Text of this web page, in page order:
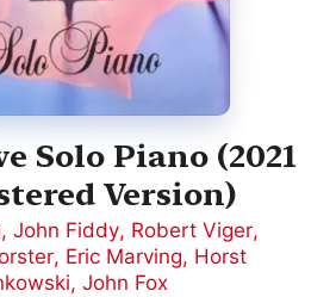
Solo Piano (2021
Version)
, John Fiddy, Robert Viger,
, Eric Marving, Horst
, John Fox